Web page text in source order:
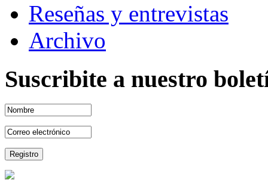
Reseñas y entrevistas
Archivo
Suscribite a nuestro